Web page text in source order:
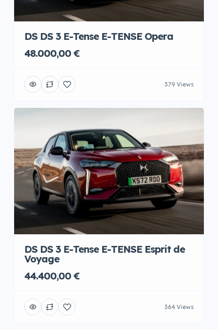
DS DS 3 E-Tense E-TENSE Opera
48.000,00 €
379 Views
DS DS 3 E-Tense E-TENSE Esprit de
Voyage
44.400,00 €
364 Views